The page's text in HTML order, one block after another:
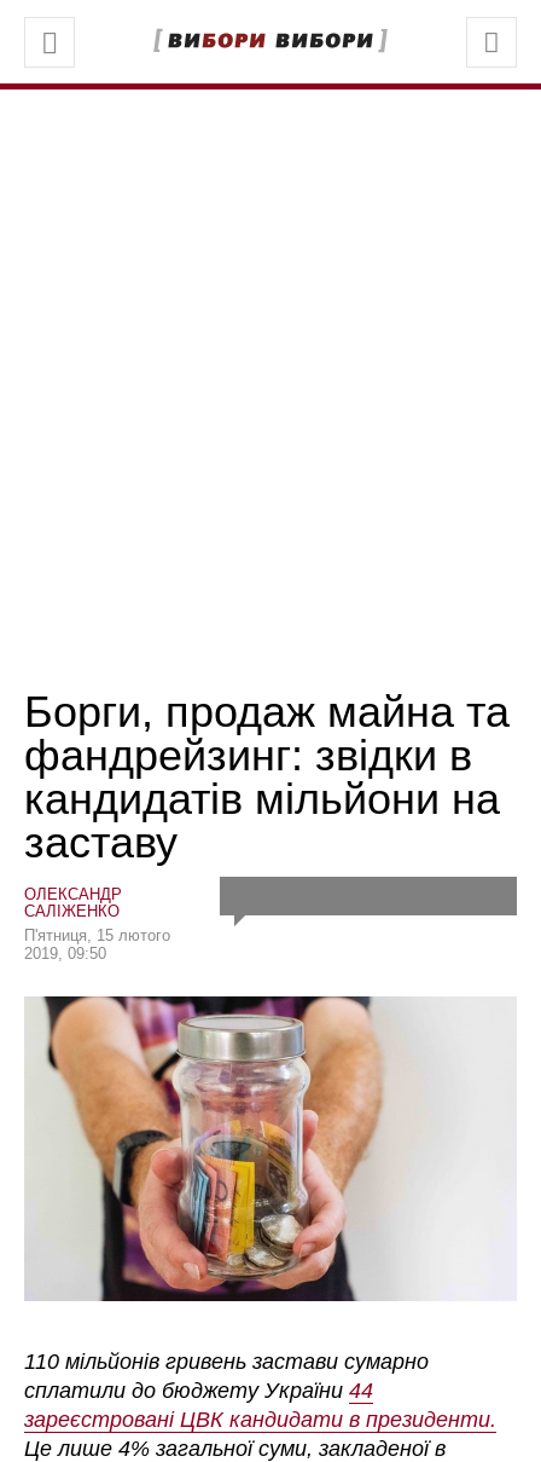
Борги, продаж майна та
фандрейзинг: звідки в
кандидатів мільйони на
заставу
ОЛЕКСАНДР
САЛІЖЕНКО
П'ятниця, 15 лютого
2019, 09:50
110 мільйонів гривень застави сумарно
сплатили до бюджету України44
зареєстровані ЦВК кандидати в президенти.
Це лише 4% загальної суми, закладеної в